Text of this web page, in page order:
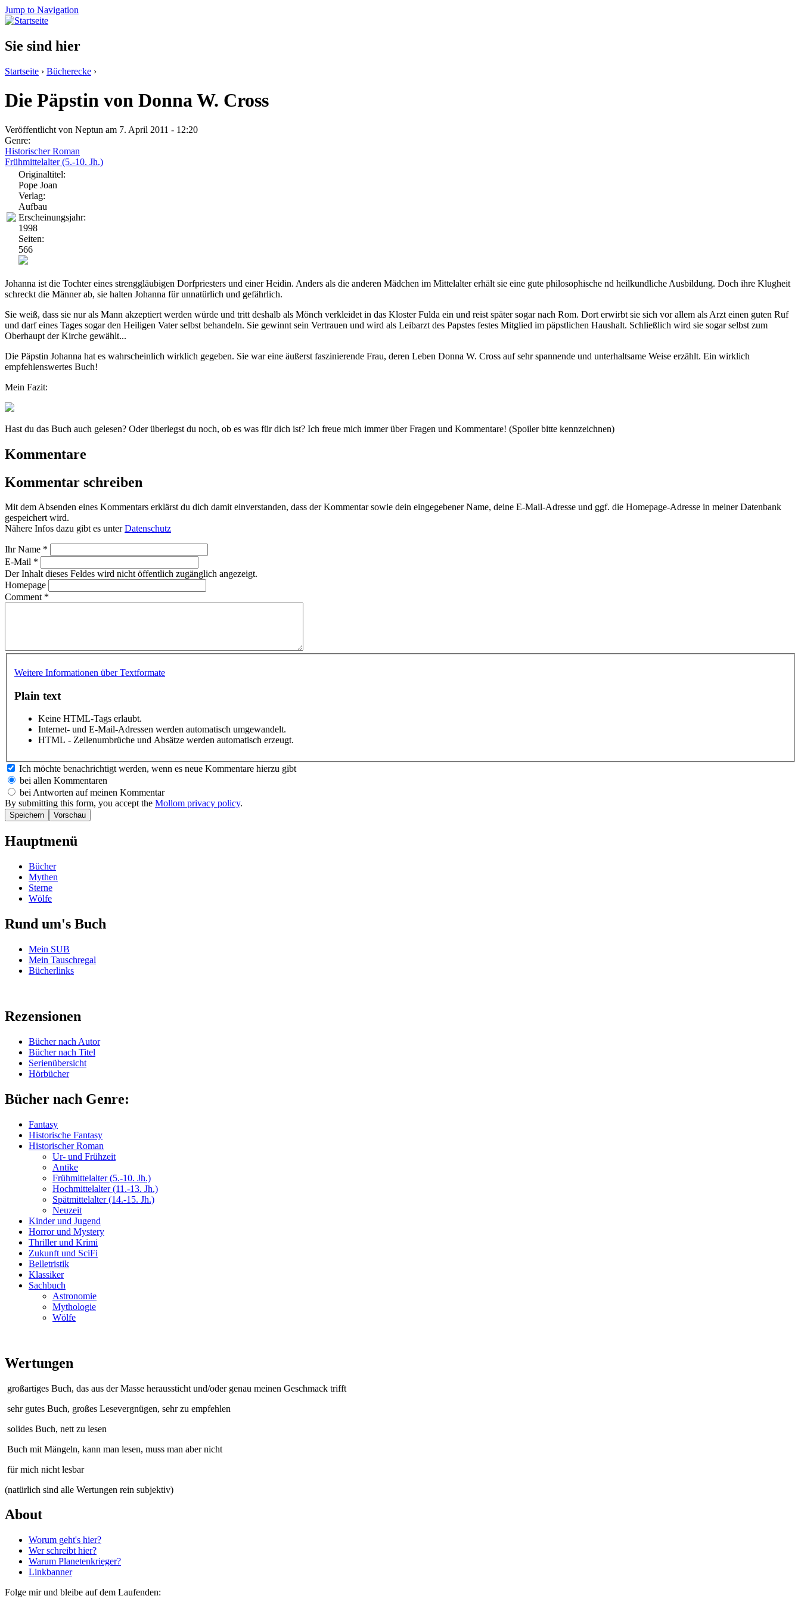
Jump to Navigation
Sie sind hier
Startseite › Bücherecke ›
Die Päpstin von Donna W. Cross
Veröffentlicht von Neptun am 7. April 2011 - 12:20
Genre:
Historischer Roman
Frühmittelalter (5.-10. Jh.)
Originaltitel:
Pope Joan
Verlag:
Aufbau
Erscheinungsjahr:
1998
Seiten:
566
Johanna ist die Tochter eines strenggläubigen Dorfpriesters und einer Heidin. Anders als die anderen Mädchen im Mittelalter erhält sie eine gute philosophische nd heilkundliche Ausbildung. Doch ihre Klugheit
schreckt die Männer ab, sie halten Johanna für unnatürlich und gefährlich.
Sie weiß, dass sie nur als Mann akzeptiert werden würde und tritt deshalb als Mönch verkleidet in das Kloster Fulda ein und reist später sogar nach Rom. Dort erwirbt sie sich vor allem als Arzt einen guten Ruf
und darf eines Tages sogar den Heiligen Vater selbst behandeln. Sie gewinnt sein Vertrauen und wird als Leibarzt des Papstes festes Mitglied im päpstlichen Haushalt. Schließlich wird sie sogar selbst zum
Oberhaupt der Kirche gewählt...
Die Päpstin Johanna hat es wahrscheinlich wirklich gegeben. Sie war eine äußerst faszinierende Frau, deren Leben Donna W. Cross auf sehr spannende und unterhaltsame Weise erzählt. Ein wirklich
empfehlenswertes Buch!
Mein Fazit:
Hast du das Buch auch gelesen? Oder überlegst du noch, ob es was für dich ist? Ich freue mich immer über Fragen und Kommentare! (Spoiler bitte kennzeichnen)
Kommentare
Kommentar schreiben
Mit dem Absenden eines Kommentars erklärst du dich damit einverstanden, dass der Kommentar sowie dein eingegebener Name, deine E-Mail-Adresse und ggf. die Homepage-Adresse in meiner Datenbank
gespeichert wird.
Nähere Infos dazu gibt es unterDatenschutz
Ihr Name *
E-Mail *
Der Inhalt dieses Feldes wird nicht öffentlich zugänglich angezeigt.
Homepage
Comment *
Weitere Informationen über Textformate
Plain text
Keine HTML-Tags erlaubt.
Internet- und E-Mail-Adressen werden automatisch umgewandelt.
HTML - Zeilenumbrüche und Absätze werden automatisch erzeugt.
Ich möchte benachrichtigt werden, wenn es neue Kommentare hierzu gibt
bei allen Kommentaren
bei Antworten auf meinen Kommentar
By submitting this form, you accept the Mollom privacy policy.
Hauptmenü
Bücher
Mythen
Sterne
Wölfe
Rund um's Buch
Mein SUB
Mein Tauschregal
Bücherlinks
Rezensionen
Bücher nach Autor
Bücher nach Titel
Serienübersicht
Hörbücher
Bücher nach Genre:
Fantasy
Historische Fantasy
Historischer Roman
Ur- und Frühzeit
Antike
Frühmittelalter (5.-10. Jh.)
Hochmittelalter (11.-13. Jh.)
Spätmittelalter (14.-15. Jh.)
Neuzeit
Kinder und Jugend
Horror und Mystery
Thriller und Krimi
Zukunft und SciFi
Belletristik
Klassiker
Sachbuch
Astronomie
Mythologie
Wölfe
Wertungen
großartiges Buch, das aus der Masse heraussticht und/oder genau meinen Geschmack trifft
sehr gutes Buch, großes Lesevergnügen, sehr zu empfehlen
solides Buch, nett zu lesen
Buch mit Mängeln, kann man lesen, muss man aber nicht
für mich nicht lesbar
(natürlich sind alle Wertungen rein subjektiv)
About
Worum geht's hier?
Wer schreibt hier?
Warum Planetenkrieger?
Linkbanner
Folge mir und bleibe auf dem Laufenden: